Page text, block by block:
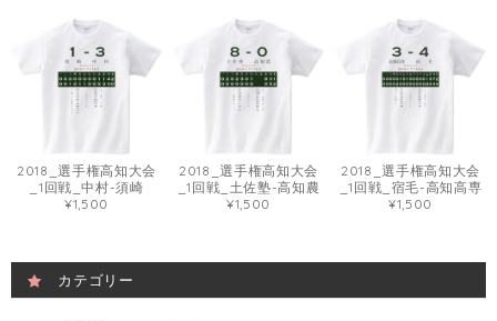
2018_選手権高知大会
_1回戦_中村-須崎
¥1,500
2018_選手権高知大会
_1回戦_土佐塾-高知農
¥1,500
2018_選手権高知大会
_1回戦_宿毛-高知高専
¥1,500
カテゴリー